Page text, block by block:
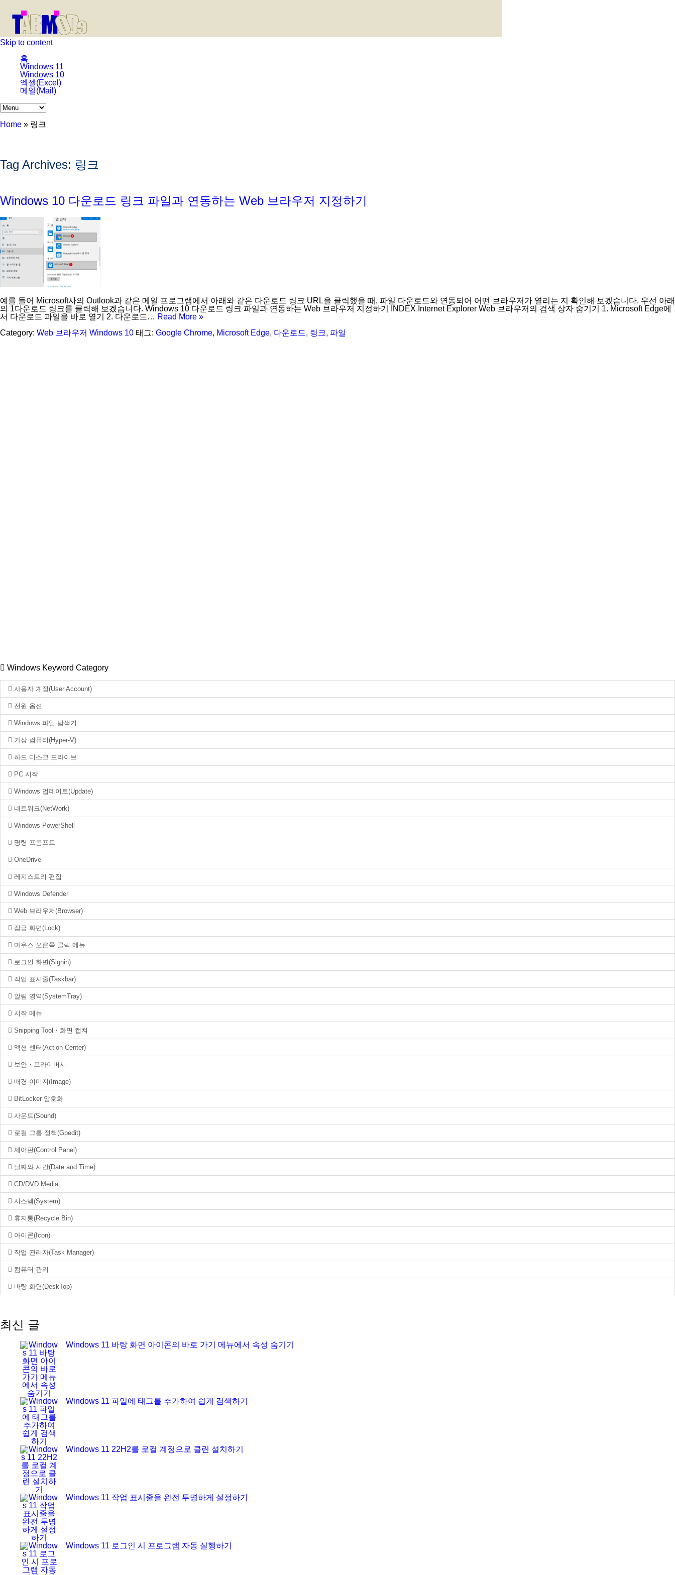
Skip to content
홈
Windows 11
Windows 10
엑셀(Excel)
메일(Mail)
Home » 링크
Tag Archives: 링크
Windows 10 다운로드 링크 파일과 연동하는 Web 브라우저 지정하기
예를 들어 Microsoft사의 Outlook과 같은 메일 프로그램에서 아래와 같은 다운로드 링크 URL을 클릭했을 때, 파일 다운로드와 연동되어 어떤 브라우저가 열리는 지 확인해 보겠습니다. 우선 아래
의 1다운로드 링크를 클릭해 보겠습니다. Windows 10 다운로드 링크 파일과 연동하는 Web 브라우저 지정하기 INDEX Internet Explorer Web 브라우저의 검색 상자 숨기기 1. Microsoft Edge에
서 다운로드 파일을 바로 열기 2. 다운로드… Read More »
Category: Web 브라우저 Windows 10 태그: Google Chrome, Microsoft Edge, 다운로드, 링크, 파일
Windows Keyword Category
사용자 계정(User Account)
전원 옵션
Windows 파일 탐색기
가상 컴퓨터(Hyper-V)
하드 디스크 드라이브
PC 시작
Windows 업데이트(Update)
네트워크(NetWork)
Windows PowerShell
명령 프롬프트
OneDrive
레지스트리 편집
Windows Defender
Web 브라우저(Browser)
잠금 화면(Lock)
마우스 오른쪽 클릭 메뉴
로그인 화면(Signin)
작업 표시줄(Taskbar)
알림 영역(SystemTray)
시작 메뉴
Snipping Tool・화면 캡쳐
액션 센터(Action Center)
보안・프라이버시
배경 이미지(Image)
BitLocker 암호화
사운드(Sound)
로컬 그룹 정책(Gpedit)
제어판(Control Panel)
날짜와 시간(Date and Time)
CD/DVD Media
시스템(System)
휴지통(Recycle Bin)
아이콘(Icon)
작업 관리자(Task Manager)
컴퓨터 관리
바탕 화면(DeskTop)
최신 글
Windows 11 바탕 화면 아이콘의 바로 가기 메뉴에서 속성 숨기기
Windows 11 파일에 태그를 추가하여 쉽게 검색하기
Windows 11 22H2를 로컬 계정으로 클린 설치하기
Windows 11 작업 표시줄을 완전 투명하게 설정하기
Windows 11 로그인 시 프로그램 자동 실행하기